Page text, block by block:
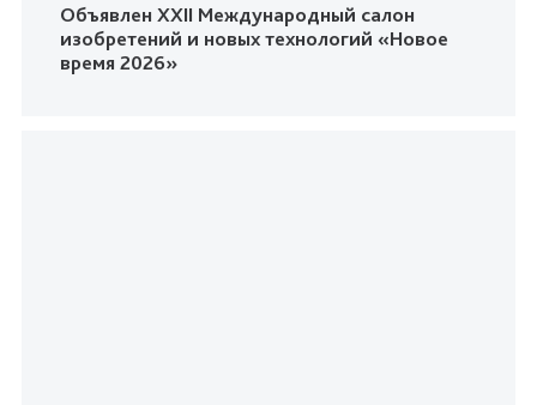
Объявлен XXII Международный салон
изобретений и новых технологий «Новое
время 2026»